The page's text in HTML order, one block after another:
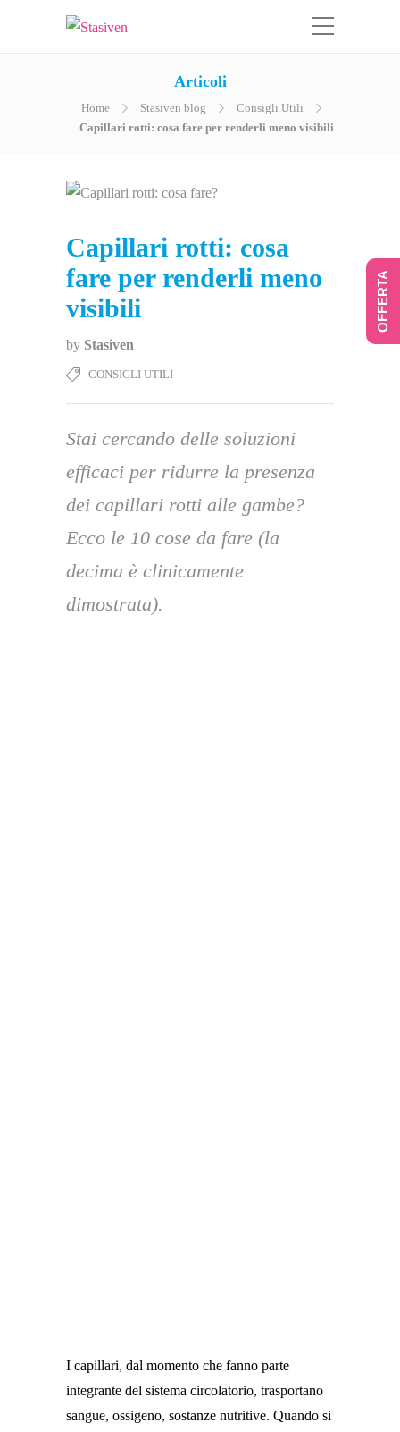
Articoli
Home Stasiven blog
Consigli Utili
Capillari rotti: cosa fare per renderli meno visibili
Capillari rotti: cosa
fare per renderli meno
visibili
by Stasiven
CONSIGLI UTILI
Stai cercando delle soluzioni
efficaci per ridurre la presenza
dei capillari rotti alle gambe?
Ecco le 10 cose da fare (la
decima è clinicamente
dimostrata).
I capillari, dal momento che fanno parte
integrante del sistema circolatorio, trasportano
sangue, ossigeno, sostanze nutritive. Quando si
OFFERTA